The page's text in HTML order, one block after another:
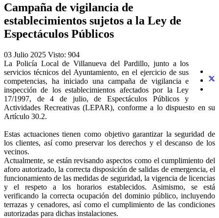
Campaña de vigilancia de
establecimientos sujetos a la Ley de
Espectáculos Públicos
03 Julio 2025 Visto: 904
La Policía Local de Villanueva del Pardillo, junto a los
servicios técnicos del Ayuntamiento, en el ejercicio de sus
competencias, ha iniciado una campaña de vigilancia e
inspección de los establecimientos afectados por la Ley
17/1997, de 4 de julio, de Espectáculos Públicos y
Actividades Recreativas (LEPAR), conforme a lo dispuesto en su
Artículo 30.2.
Estas actuaciones tienen como objetivo garantizar la seguridad de
los clientes, así como preservar los derechos y el descanso de los
vecinos.
Actualmente, se están revisando aspectos como el cumplimiento del
aforo autorizado, la correcta disposición de salidas de emergencia, el
funcionamiento de las medidas de seguridad, la vigencia de licencias
y el respeto a los horarios establecidos. Asimismo, se está
verificando la correcta ocupación del dominio público, incluyendo
terrazas y cenadores, así como el cumplimiento de las condiciones
autorizadas para dichas instalaciones.